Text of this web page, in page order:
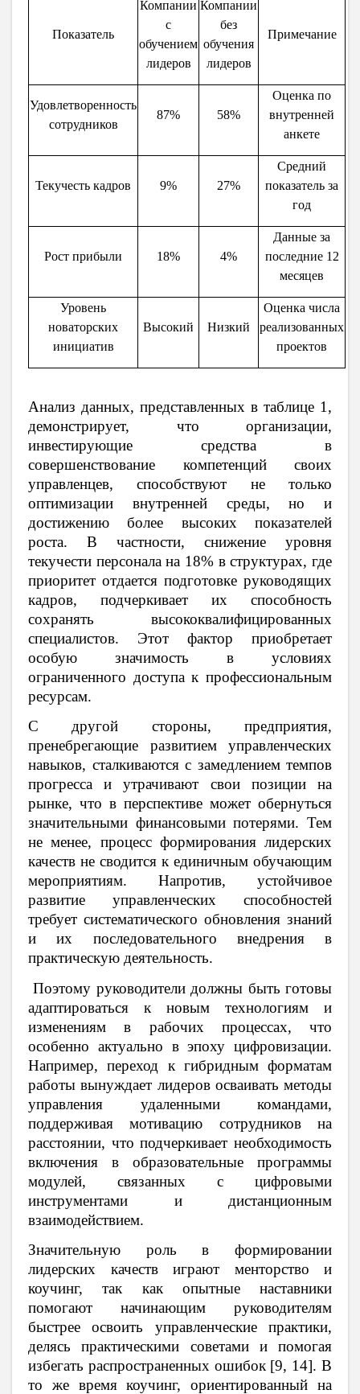
Показатель
Компании
с
обучением
лидеров
Компании
без
обучения
лидеров
Примечание
Удовлетворенность
сотрудников
87% 58%
Оценка по
внутренней
анкете
Текучесть кадров 9% 27%
Средний
показатель за
год
Рост прибыли 18% 4%
Данные за
последние 12
месяцев
Уровень
новаторских
инициатив
Высокий Низкий
Оценка числа
реализованных
проектов
Анализ данных, представленных в таблице 1,
демонстрирует, что организации,
инвестирующие средства в
совершенствование компетенций своих
управленцев, способствуют не только
оптимизации внутренней среды, но и
достижению более высоких показателей
роста. В частности, снижение уровня
текучести персонала на 18% в структурах, где
приоритет отдается подготовке руководящих
кадров, подчеркивает их способность
сохранять высококвалифицированных
специалистов. Этот фактор приобретает
особую значимость в условиях
ограниченного доступа к профессиональным
ресурсам.
С другой стороны, предприятия,
пренебрегающие развитием управленческих
навыков, сталкиваются с замедлением темпов
прогресса и утрачивают свои позиции на
рынке, что в перспективе может обернуться
значительными финансовыми потерями. Тем
не менее, процесс формирования лидерских
качеств не сводится к единичным обучающим
мероприятиям. Напротив, устойчивое
развитие управленческих способностей
требует систематического обновления знаний
и их последовательного внедрения в
практическую деятельность.
Поэтому руководители должны быть готовы
адаптироваться к новым технологиям и
изменениям в рабочих процессах, что
особенно актуально в эпоху цифровизации.
Например, переход к гибридным форматам
работы вынуждает лидеров осваивать методы
управления удаленными командами,
поддерживая мотивацию сотрудников на
расстоянии, что подчеркивает необходимость
включения в образовательные программы
модулей, связанных с цифровыми
инструментами и дистанционным
взаимодействием.
Значительную роль в формировании
лидерских качеств играют менторство и
коучинг, так как опытные наставники
помогают начинающим руководителям
быстрее освоить управленческие практики,
делясь практическими советами и помогая
избегать распространенных ошибок [9, 14]. В
то же время коучинг, ориентированный на